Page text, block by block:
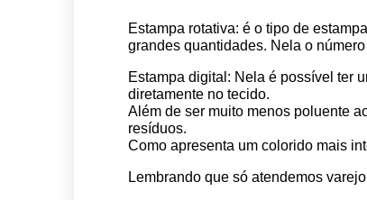
Estampa rotativa: é o tipo de
grandes quantidades. Nela o
Estampa digital : Nela é possível ter
diretamente no tecido.
Além de ser muito menos poluente
resíduos.
Como apresenta um colorido mais
Lembrando que só atendemos